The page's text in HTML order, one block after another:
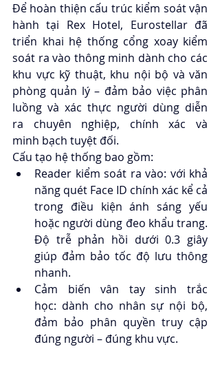
Để hoàn thiện cấu trúc kiểm soát vận
hành tại Rex Hotel, Eurostellar đã
triển khai hệ thống cổng xoay kiểm
soát ra vào thông minh dành cho các
khu vực kỹ thuật, khu nội bộ và văn
phòng quản lý – đảm bảo việc phân
luồng và xác thực người dùng diễn
ra chuyên nghiệp, chính xác và
minh bạch tuyệt đối.
Cấu tạo hệ thống bao gồm:
Reader kiểm soát ra vào: với khả
năng quét Face ID chính xác kể cả
trong điều kiện ánh sáng yếu
hoặc người dùng đeo khẩu trang.
Độ trễ phản hồi dưới 0.3 giây
giúp đảm bảo tốc độ lưu thông
nhanh.
Cảm biến vân tay sinh trắc
học: dành cho nhân sự nội bộ,
đảm bảo phân quyền truy cập
đúng người – đúng khu vực.